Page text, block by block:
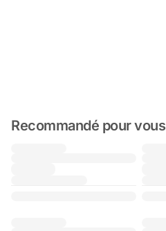
Recommandé pour vous